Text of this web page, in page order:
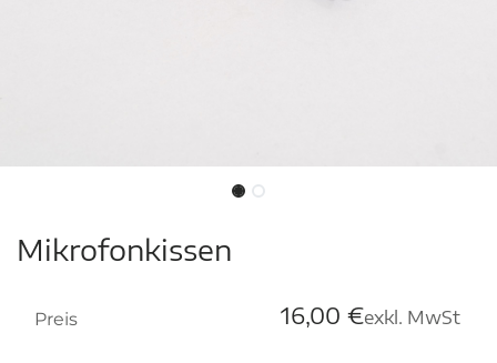
Mikrofonkissen
Preis 16,00 €exkl. MwSt